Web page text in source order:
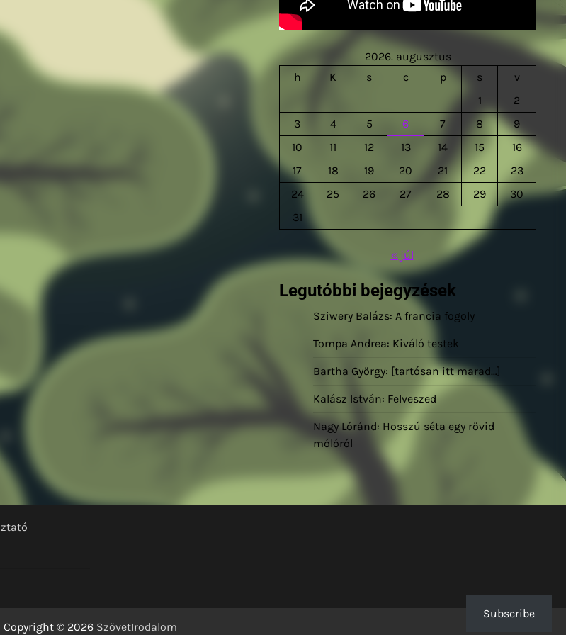
2026. augusztus
h
K s c p s
v
1
2
3
4 5 6 7 8
9
10
11 12 13 14 15
16
17
18 19 20 21 22
23
24
25 26 27 28 29
30
31
« júl
Legutóbbi bejegyzések
Sziwery Balázs: A francia fogoly
Tompa Andrea: Kiváló testek
Bartha György: [tartósan itt marad…]
Kalász István: Felveszed
Nagy Lóránd: Hosszú séta egy rövid
mólóról
Copyright © 2026 SzövetIrodalom
Subscribe